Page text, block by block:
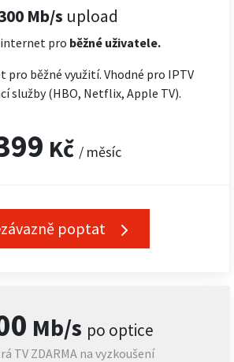
Mb/s upload
pro běžné uživatele.
běžné využití. Vhodné pro IPTV
služby (HBO, Netflix, Apple TV).
Kč / měsíc
poptat
Mb/s po optice
TV ZDARMA na vyzkoušení